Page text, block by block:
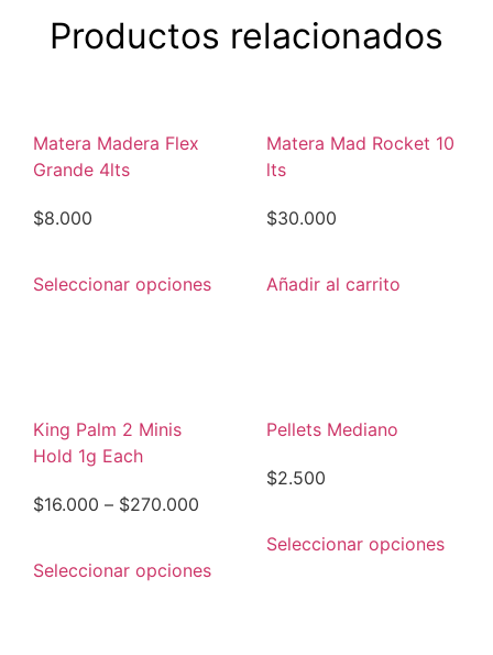
Productos relacionados
Matera Madera Flex
Grande 4lts
$8.000
Seleccionar opciones
Matera Mad Rocket 10
lts
$30.000
Añadir al carrito
King Palm 2 Minis
Hold 1g Each
$16.000 – $270.000
Seleccionar opciones
Pellets Mediano
$2.500
Seleccionar opciones